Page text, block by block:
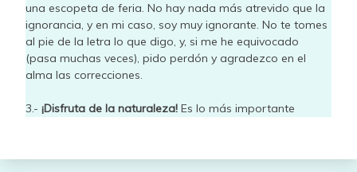
una escopeta de feria. No hay nada más atrevido que la
ignorancia, y en mi caso, soy muy ignorante. No te tomes
al pie de la letra lo que digo, y, si me he equivocado
(pasa muchas veces), pido perdón y agradezco en el
alma las correcciones.
3.- ¡Disfruta de la naturaleza! Es lo más importante